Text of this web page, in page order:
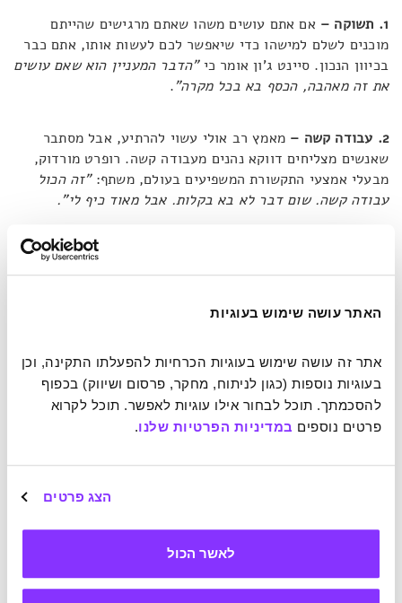
האתר עושה שימוש בעוגיות
פרטים נוספים במדיניות הפרטיות שלנו.
הצג פרטים
לאשר הכול
1. תשוקה –
אם אתם עושים משהו שאתם מרגישים שהייתם
מוכנים לשלם למישהו כדי שיאפשר לכם לעשות אותו, אתם כבר
בכיוון הנכון. סיינט ג'ון אומר כי"הדבר המעניין הוא שאם עושים
את זה מאהבה, הכסף בא בכל מקרה".
2. עבודה קשה –
מאמץ רב אולי עשוי להרתיע, אבל מסתבר
שאנשים מצליחים דווקא נהנים מעבודה קשה. רופרט מורדוק,
מבעלי אמצעי התקשורת המשפיעים בעולם, משתף:"זה הכול
עבודה קשה. שום דבר לא בא בקלות. אבל מאוד כיף לי".
היכרות מעמיקה עם תחום העיסוק שלכם היא
קריטית. אלכס גרדן נחשב לאחת הדמויות הדומיננטיות ביותר
מצליח, תקע את האף שלך במשהו ותהפוך להיות ממש טוב בזה
4. מיקוד –
הבמאי נורמן ג'וויסון שיצר את הגרסה הבלתי נשכחת
וזוכת האוסקר ל' כנר על הגג'אמר לסיינט ג'ון כך:"אני חושב
שהכול קשור בלמקד את עצמך בדבר אחד".שמירה על פוקוס
מנקה הסחות דעת שעלולות להסיט אותנו מהמסלול.
הפנימי שלנו ולהתייחס אליו כאל משאב בלתי נדלה. דיויד גאלו
מנטלית. צריך לדחוף, לדחוף, לדחוף".